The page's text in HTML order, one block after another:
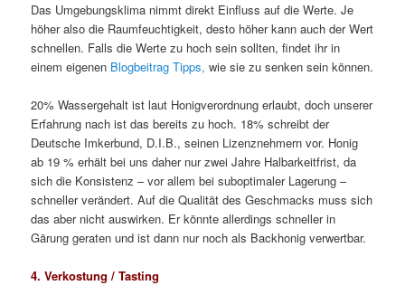
Das Umgebungsklima nimmt direkt Einfluss auf die Werte. Je
höher also die Raumfeuchtigkeit, desto höher kann auch der Wert
schnellen. Falls die Werte zu hoch sein sollten, findet ihr in
einem eigenen Blogbeitrag Tipps, wie sie zu senken sein können.
20% Wassergehalt ist laut Honigverordnung erlaubt, doch unserer
Erfahrung nach ist das bereits zu hoch. 18% schreibt der
Deutsche Imkerbund, D.I.B., seinen Lizenznehmern vor. Honig
ab 19 % erhält bei uns daher nur zwei Jahre Halbarkeitfrist, da
sich die Konsistenz – vor allem bei suboptimaler Lagerung –
schneller verändert. Auf die Qualität des Geschmacks muss sich
das aber nicht auswirken. Er könnte allerdings schneller in
Gärung geraten und ist dann nur noch als Backhonig verwertbar.
4. Verkostung / Tasting